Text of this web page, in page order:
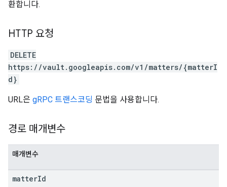
환합니다.
HTTP 요청
DELETE
https://vault.googleapis.com/v1/matters/{matterI
d}
URL은 gRPC 트랜스코딩 문법을 사용합니다.
경로 매개변수
매개변수
matterId